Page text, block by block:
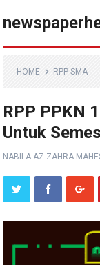
HOME RPP SMA
RPP PPKN
Untuk
NABILA AZ-ZAHRA